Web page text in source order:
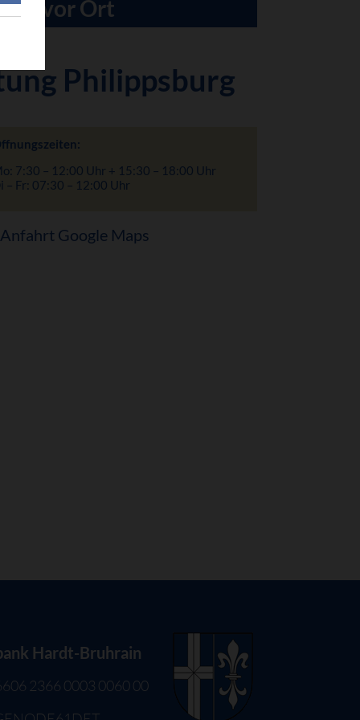
Sie vor Ort
Philippsburg
7:30 – 12:00 Uhr + 15:30 – 18:00 Uhr
– Fr: 07:30 – 12:00 Uhr
Anfahrt Google Maps
Hardt-Bruhrain
2366 0003 0060 00